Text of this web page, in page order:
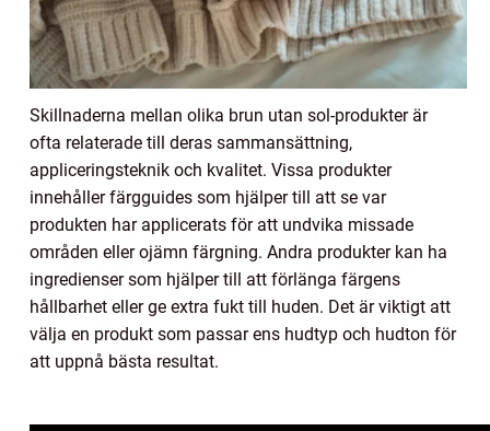
Skillnaderna mellan olika brun utan sol-produkter är
ofta relaterade till deras sammansättning,
appliceringsteknik och kvalitet. Vissa produkter
innehåller färgguides som hjälper till att se var
produkten har applicerats för att undvika missade
områden eller ojämn färgning. Andra produkter kan ha
ingredienser som hjälper till att förlänga färgens
hållbarhet eller ge extra fukt till huden. Det är viktigt att
välja en produkt som passar ens hudtyp och hudton för
att uppnå bästa resultat.